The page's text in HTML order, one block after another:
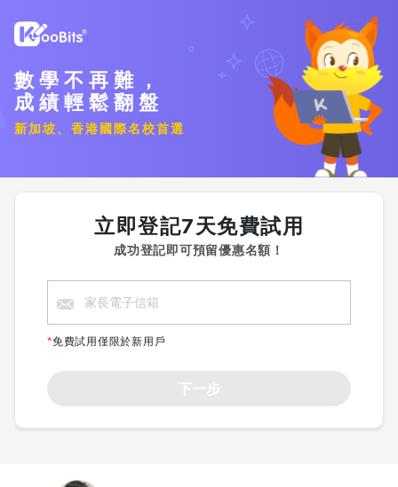
數學不再難，
成績輕鬆翻盤
新加坡、香港國際名校首選
立即登記7天免費試用
成功登記即可預留優惠名額！
*免費試用僅限於新用戶